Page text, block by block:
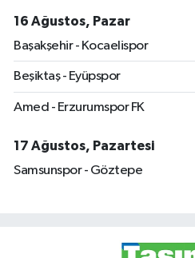
16 Ağustos, Pazar
Başakşehir - Kocaelispor
Beşiktaş - Eyüpspor
Amed - Erzurumspor FK
17 Ağustos, Pazartesi
Samsunspor - Göztepe